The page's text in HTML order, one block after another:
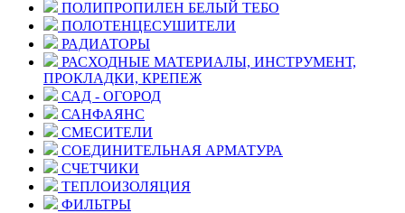
ПОЛИПРОПИЛЕН БЕЛЫЙ ТЕБО
ПОЛОТЕНЦЕСУШИТЕЛИ
РАДИАТОРЫ
РАСХОДНЫЕ МАТЕРИАЛЫ, ИНСТРУМЕНТ,
ПРОКЛАДКИ, КРЕПЕЖ
САД - ОГОРОД
САНФАЯНС
СМЕСИТЕЛИ
СОЕДИНИТЕЛЬНАЯ АРМАТУРА
СЧЕТЧИКИ
ТЕПЛОИЗОЛЯЦИЯ
ФИЛЬТРЫ